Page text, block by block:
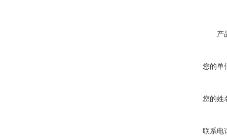
产
您的单
您的姓
联系电